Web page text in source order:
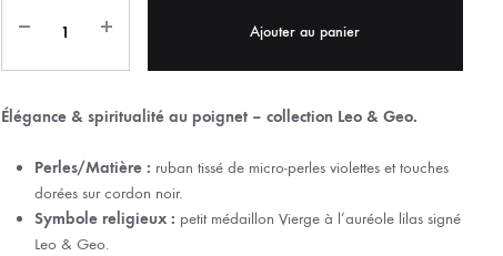
SOUVENIRS DE LOURDES
Ajouter au panier
Élégance & spiritualité au poignet – collection Leo & Geo.
Perles/Matière : ruban tissé de micro‑perles violettes et touches
dorées sur cordon noir.
Symbole religieux : petit médaillon Vierge à l’auréole lilas signé
Leo & Geo.